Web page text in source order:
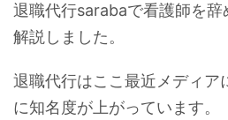
退職代行sarabaで看護師を辞
解説しました。
退職代行はここ最近メディア
に知名度が上がっています。